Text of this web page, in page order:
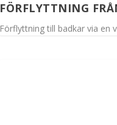
FÖRFLYTTNING
Förflyttning till badkar via en